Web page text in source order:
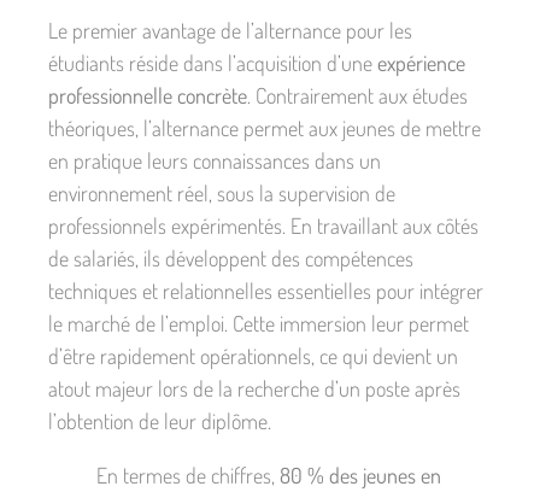
Le premier avantage de l’alternance pour les
étudiants réside dans l’acquisition d’uneexpérience
professionnelle concrète. Contrairement aux études
théoriques, l’alternance permet aux jeunes de mettre
en pratique leurs connaissances dans un
environnement réel, sous la supervision de
professionnels expérimentés. En travaillant aux côtés
de salariés, ils développent des compétences
techniques et relationnelles essentielles pour intégrer
le marché de l’emploi. Cette immersion leur permet
d’être rapidement opérationnels, ce qui devient un
atout majeur lors de la recherche d’un poste après
l’obtention de leur diplôme.
En termes de chiffres, 80 % des jeunes en